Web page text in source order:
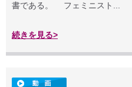
書である。 フェミニスト...
続きを見る>